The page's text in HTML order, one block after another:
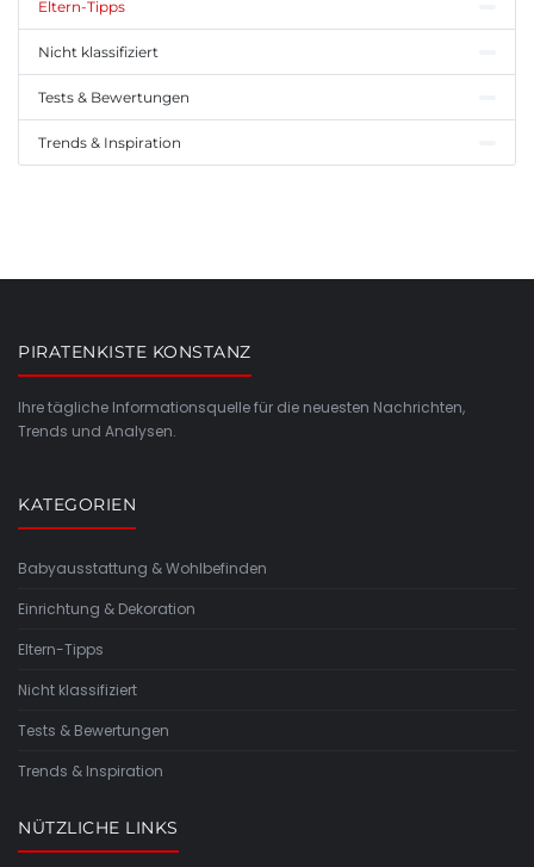
Eltern-Tipps
Nicht klassifiziert
Tests & Bewertungen
Trends & Inspiration
PIRATENKISTE KONSTANZ
Ihre tägliche Informationsquelle für die neuesten Nachrichten,
Trends und Analysen.
KATEGORIEN
Babyausstattung & Wohlbefinden
Einrichtung & Dekoration
Eltern-Tipps
Nicht klassifiziert
Tests & Bewertungen
Trends & Inspiration
NÜTZLICHE LINKS